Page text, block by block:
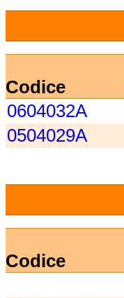
Codice
0604032A
0504029A
Codice